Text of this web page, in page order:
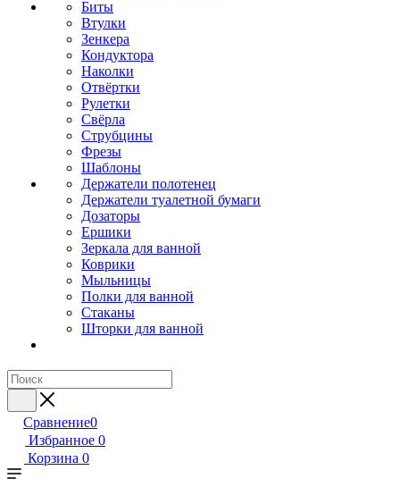
Биты
Втулки
Зенкера
Кондуктора
Наколки
Отвёртки
Рулетки
Свёрла
Струбцины
Фрезы
Шаблоны
Держатели полотенец
Держатели туалетной бумаги
Дозаторы
Ершики
Зеркала для ванной
Коврики
Мыльницы
Полки для ванной
Стаканы
Шторки для ванной
Сравнение0
Избранное 0
Корзина 0